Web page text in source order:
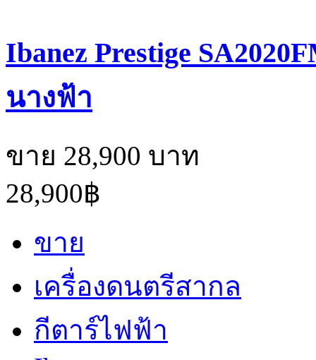
Ibanez Prestige
นางฟ้า
ขาย 28,900 บาท
28,900฿
ขาย
เครื่องดนตรีสากล
กีตาร์ไฟฟ้า